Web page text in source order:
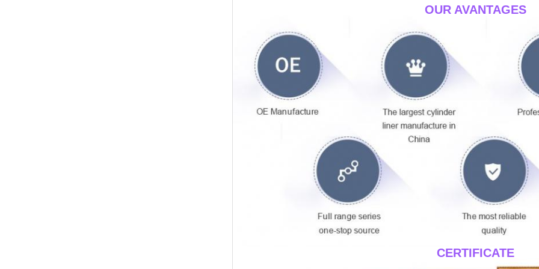
____OUR AVANTAGES__
____CERTIFICATE__